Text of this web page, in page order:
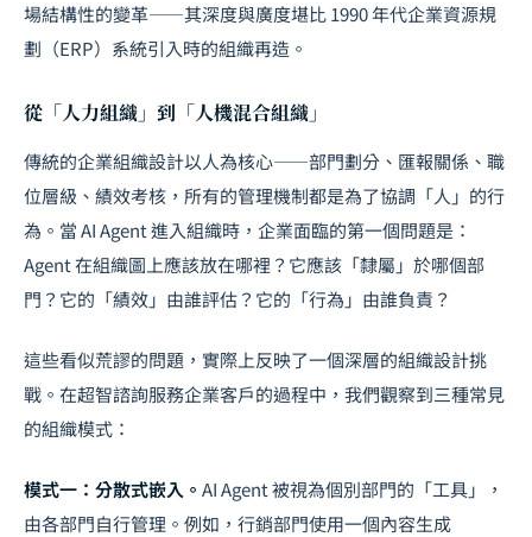
場結構性的變革——其深度與廣度堪比 1990 年代企業資源規
劃（ERP）系統引入時的組織再造。
從「人力組織」到「人機混合組織」
傳統的企業組織設計以人為核心——部門劃分、匯報關係、職
位層級、績效考核，所有的管理機制都是為了協調「人」的行
為。當 AI Agent 進入組織時，企業面臨的第一個問題是：
Agent 在組織圖上應該放在哪裡？它應該「隸屬」於哪個部
門？它的「績效」由誰評估？它的「行為」由誰負責？
這些看似荒謬的問題，實際上反映了一個深層的組織設計挑
戰。在超智諮詢服務企業客戶的過程中，我們觀察到三種常見
的組織模式：
模式一：分散式嵌入。 AI Agent 被視為個別部門的「工具」，
由各部門自行管理。例如，行銷部門使用一個內容生成